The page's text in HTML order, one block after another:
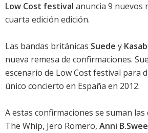
Low Cost festival anuncia 9 nuevos
cuarta edición edición.
Las bandas británicas Suede y
nueva remesa de confirmaciones.
escenario de Low Cost festival para
único concierto en España en 2012.
A estas confirmaciones se suman las
The Whip, Jero Romero, Anni